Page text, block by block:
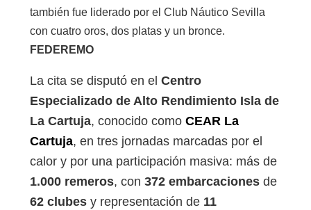
también fue liderado por el Club Náutico Sevilla
con cuatro oros, dos platas y un bronce.
FEDEREMO
La cita se disputó en el Centro
Especializado de Alto Rendimiento Isla de
La Cartuja, conocido como CEAR La
Cartuja, en tres jornadas marcadas por el
calor y por una participación masiva: más de
1.000 remeros, con 372 embarcaciones de
62 clubes y representación de 11